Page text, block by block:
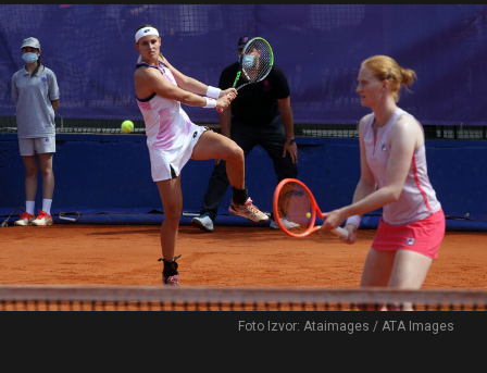
Foto Izvor: Ataimages / ATA Images